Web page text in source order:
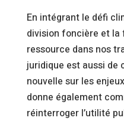
En intégrant le défi
division foncière et la
ressource dans nos
juridique est aussi de
nouvelle sur les
donne également
réinterroger l’utilité